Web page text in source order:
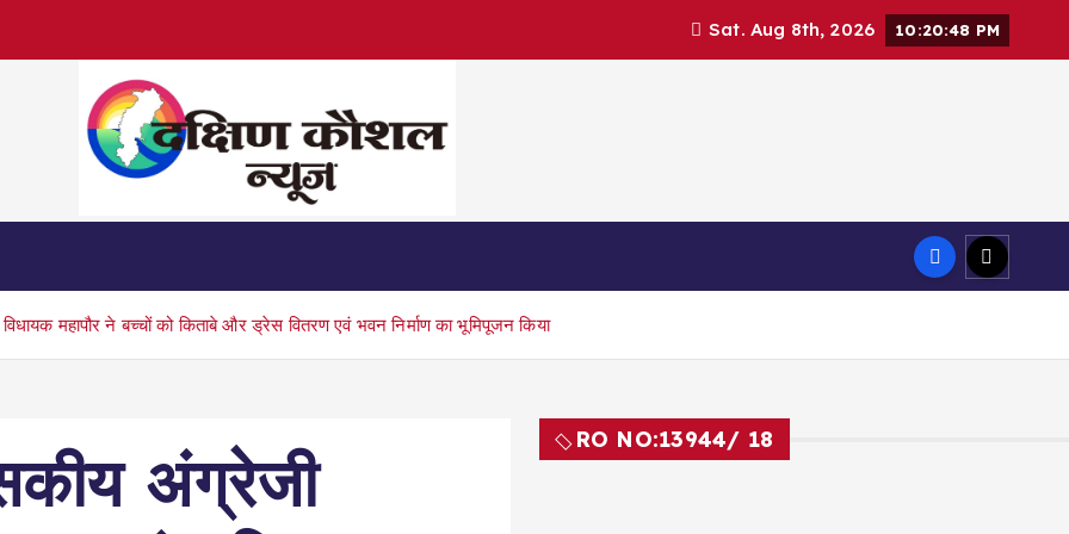
Sat. Aug 8th, 2026 10:20:49 PM
महापौर ने बच्चों को किताबे और ड्रेस वितरण एवं भवन निर्माण का भूमिपूजन किया
अंग्रेजी
RO NO:13944/ 18